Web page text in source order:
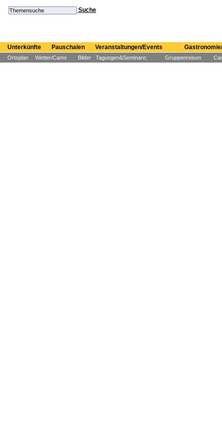
Unterkünfte Pauschalen Veranstaltungen/Events
Ortsplan Wetter/Cams Bilder Tagungen&Seminare; Gruppenreisen
Suche